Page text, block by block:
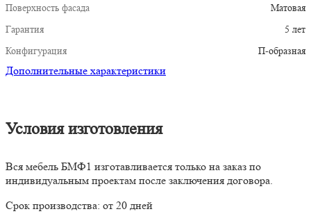
Поверхность фасада
Матовая
Гарантия
5 лет
Конфигурация
П-образная
Дополнительные характеристики
Условия изготовления
Вся мебель БМФ1 изготавливается только на заказ по
индивидуальным проектам после заключения договора.
Срок производства: от 20 дней